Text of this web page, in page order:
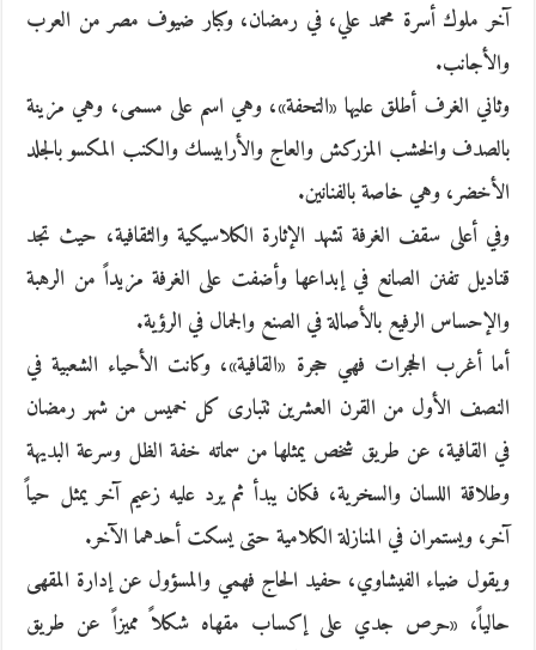
آخر ملوك أسرة محمد علي، في رمضان، وكبار ضيوف مصر من العرب
والأجانب.
وثاني الغرف أطلق عليها «التحفة»، وهي اسم على مسمى، وهي مزينة
بالصدف والخشب المزركش والعاج والأرابيسك والكنب المكسو بالجلد
الأخضر، وهي خاصة بالفنانين.
وفي أعلى سقف الغرفة تشهد الإثارة الكلاسيكية والثقافية، حيث تجد
قناديل تفنن الصانع في إبداعها وأضفت على الغرفة مزيداً من الرهبة
والإحساس الرفيع بالأصالة في الصنع والجمال في الرؤية.
أما أغرب الحجرات فهي حجرة «القافية»، وكانت الأحياء الشعبية في
النصف الأول من القرن العشرين تتبارى كل خميس من شهر رمضان
في القافية، عن طريق شخص يمثلها من سماته خفة الظل وسرعة البديهة
وطلاقة اللسان والسخرية، فكان يبدأ ثم يرد عليه زعيم آخر يمثل حياً
آخر، ويستمران في المنازلة الكلامية حتى يسكت أحدهما الآخر.
ويقول ضياء الفيشاوي، حفيد الحاج فهمي والمسؤول عن إدارة المقهى
حالياً، «حرص جدي على إكساب مقهاه شكلاً مميزاً عن طريق